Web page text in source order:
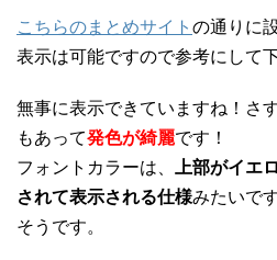
こちらのまとめサイト の通りに
表示は可能ですので参考にして下
無事に表示できていますね！さ
もあって発色が綺麗です！
フォントカラーは、
上部がイエ
されて表示される仕様みたいで
そうです。